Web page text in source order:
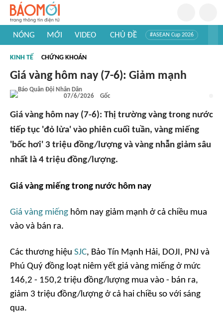
NÓNG MỚI VIDEO CHỦ ĐỀ #ASEAN Cup 2026
#Khám phá thế giới
KINH TẾ CHỨNG KHOÁN
Giá vàng hôm nay (7-6): Giảm mạnh
07/6/2026 Gốc
Giá vàng hôm nay (7-6): Thị trường vàng trong nước
tiếp tục 'đỏ lửa' vào phiên cuối tuần, vàng miếng
'bốc hơi' 3 triệu đồng/lượng và vàng nhẫn giảm sâu
nhất là 4 triệu đồng/lượng.
Giá vàng miếng trong nước hôm nay
Giá vàng miếng hôm nay giảm mạnh ở cả chiều mua
vào và bán ra.
Các thương hiệu SJC, Bảo Tín Mạnh Hải, DOJI, PNJ và
Phú Quý đồng loạt niêm yết giá vàng miếng ở mức
146,2 - 150,2 triệu đồng/lượng mua vào - bán ra,
giảm 3 triệu đồng/lượng ở cả hai chiều so với sáng
qua.